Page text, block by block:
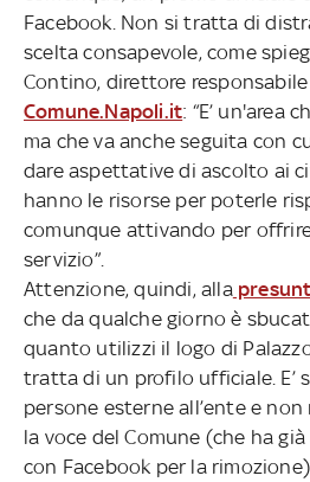
Facebook. Non si tratta di
scelta consapevole, come
Contino, direttore
Comune.Napoli.it: “E’ un'area
ma che va anche seguita con
dare aspettative di ascolto ai
hanno le risorse per poterle
comunque attivando per
servizio”.
Attenzione, quindi, alla
che da qualche giorno è
quanto utilizzi il logo di
tratta di un profilo ufficiale. E’
persone esterne all’ente e
la voce del Comune (che ha
con Facebook per la